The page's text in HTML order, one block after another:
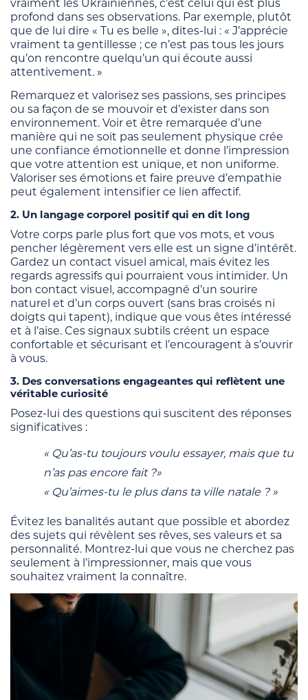
vraiment les Ukrainiennes, c’est celui qui est plus
profond dans ses observations. Par exemple, plutôt
que de lui dire « Tu es belle », dites-lui : « J’apprécie
vraiment ta gentillesse ; ce n’est pas tous les jours
qu’on rencontre quelqu’un qui écoute aussi
attentivement. »
Remarquez et valorisez ses passions, ses principes
ou sa façon de se mouvoir et d’exister dans son
environnement. Voir et être remarquée d’une
manière qui ne soit pas seulement physique crée
une confiance émotionnelle et donne l’impression
que votre attention est unique, et non uniforme.
Valoriser ses émotions et faire preuve d’empathie
peut également intensifier ce lien affectif.
2. Un langage corporel positif qui en dit long
Votre corps parle plus fort que vos mots, et vous
pencher légèrement vers elle est un signe d’intérêt.
Gardez un contact visuel amical, mais évitez les
regards agressifs qui pourraient vous intimider. Un
bon contact visuel, accompagné d’un sourire
naturel et d’un corps ouvert (sans bras croisés ni
doigts qui tapent), indique que vous êtes intéressé
et à l’aise. Ces signaux subtils créent un espace
confortable et sécurisant et l’encouragent à s’ouvrir
à vous.
3. Des conversations engageantes qui reflètent une
véritable curiosité
Posez-lui des questions qui suscitent des réponses
significatives :
« Qu’as-tu toujours voulu essayer, mais que tu
n’as pas encore fait ?»
« Qu’aimes-tu le plus dans ta ville natale ? »
Évitez les banalités autant que possible et abordez
des sujets qui révèlent ses rêves, ses valeurs et sa
personnalité. Montrez-lui que vous ne cherchez pas
seulement à l’impressionner, mais que vous
souhaitez vraiment la connaître.